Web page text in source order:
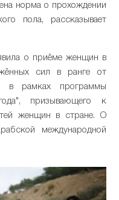
норма о прохождении
пола, рассказывает
о приёме женщин в
сил в ранге от
в рамках программы
призывающего к
женщин в стране. О
международной